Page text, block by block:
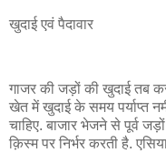
खुदाई एवं पैदावार
गाजर की जड़ों की खुदाई तब
खेत में खुदाई के समय पर्याप्त
चाहिए. बाजार भेजने से पूर्व
क़िस्म पर निर्भर करती है.